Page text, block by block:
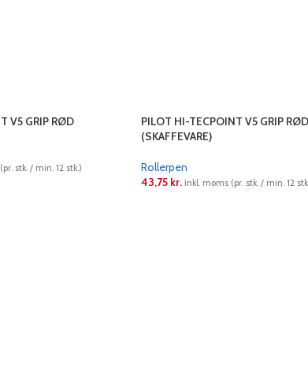
V5 GRIP RØD
stk. / min. 12 stk.)
PILOT HI-TECPOINT V5 GRIP
(SKAFFEVARE)
Rollerpen
43,75 kr. inkl. moms (pr. stk. / min. 12